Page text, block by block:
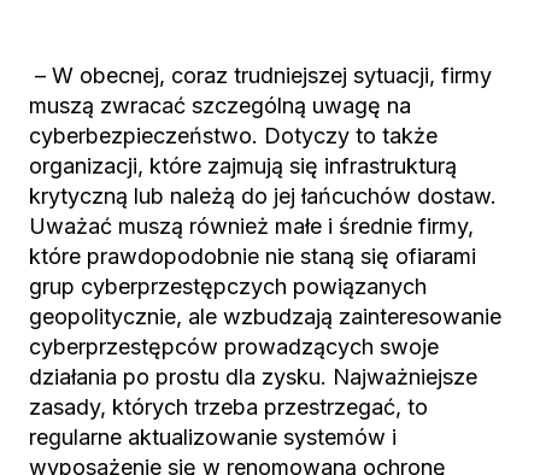
– W obecnej, coraz trudniejszej sytuacji, firmy
muszą zwracać szczególną uwagę na
cyberbezpieczeństwo. Dotyczy to także
organizacji, które zajmują się infrastrukturą
krytyczną lub należą do jej łańcuchów dostaw.
Uważać muszą również małe i średnie firmy,
które prawdopodobnie nie staną się ofiarami
grup cyberprzestępczych powiązanych
geopolitycznie, ale wzbudzają zainteresowanie
cyberprzestępców prowadzących swoje
działania po prostu dla zysku. Najważniejsze
zasady, których trzeba przestrzegać, to
regularne aktualizowanie systemów i
wyposażenie się w renomowaną ochronę